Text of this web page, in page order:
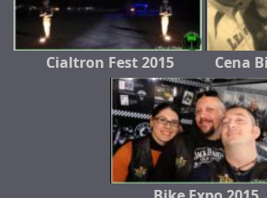
Cialtron Fest 2015 Cena